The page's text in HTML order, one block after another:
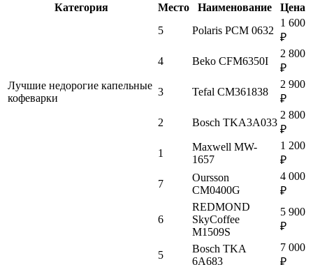
Категория Место Наименование Цена
Лучшие недорогие капельные
кофеварки
5 Polaris PCM 0632
1 600
₽
4
Beko CFM6350I
2 800
₽
3
Tefal CM361838
2 900
₽
2
Bosch TKA3A033
2 800
₽
1
Maxwell MW-
1657
1 200
₽
7
Oursson
CM0400G
4 000
₽
6
REDMOND
SkyCoffee
M1509S
5 900
₽
5
Bosch TKA
6A683
7 000
₽